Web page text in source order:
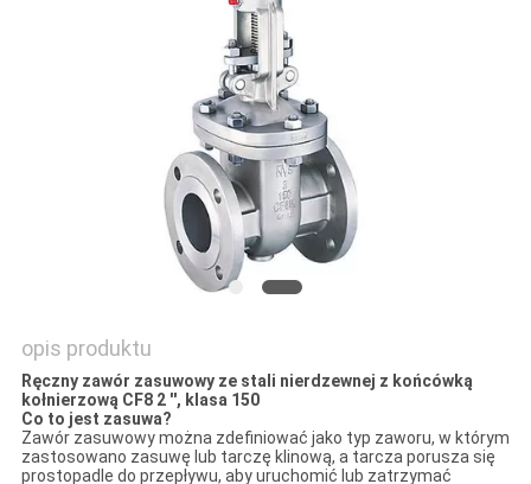
opis produktu
Ręczny zawór zasuwowy ze stali nierdzewnej z końcówką
kołnierzową CF8 2 '', klasa 150
Co to jest zasuwa?
Zawór zasuwowy można zdefiniować jako typ zaworu, w którym
zastosowano zasuwę lub tarczę klinową, a tarcza porusza się
prostopadle do przepływu, aby uruchomić lub zatrzymać